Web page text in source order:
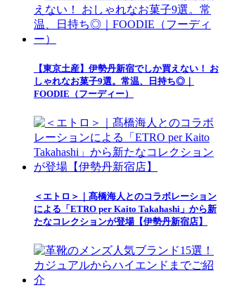
【東京土産】伊勢丹新宿でしか買えない！ お
しゃれなお菓子9選。常温、日持ち◎｜
FOODIE（フーディー）
＜エトロ＞｜髙橋海人とのコラボレーション
による「ETRO per Kaito Takahashi」から新
たなコレクションが登場【伊勢丹新宿店】